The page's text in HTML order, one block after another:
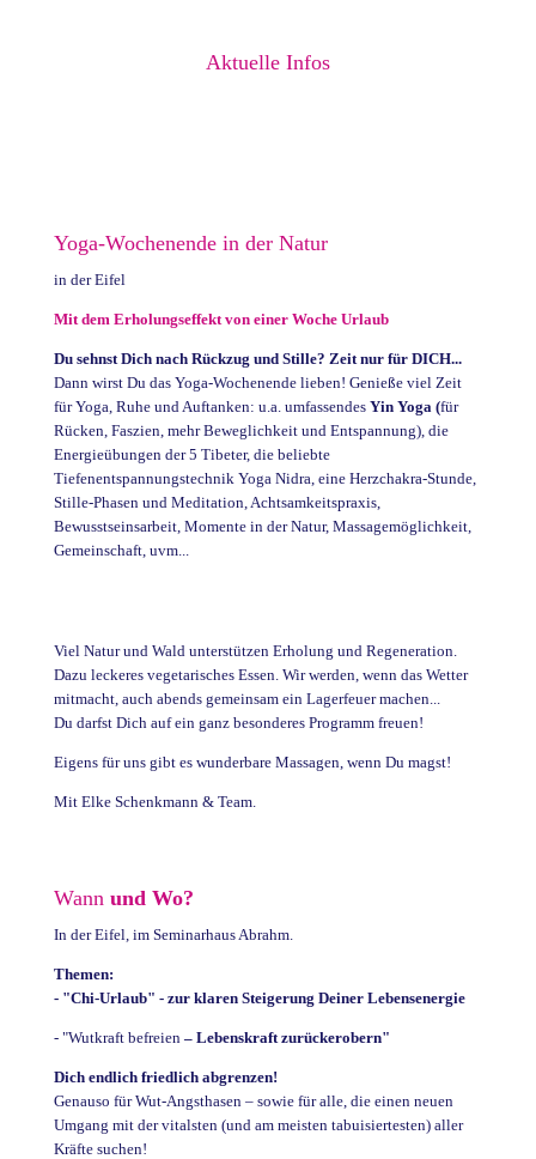
Aktuelle Infos
Yoga-Wochenende in der Natur
in der Eifel
Mit dem Erholungseffekt von einer Woche Urlaub
Du sehnst Dich nach Rückzug und Stille? Zeit nur für DICH...
Dann wirst Du das Yoga-Wochenende lieben! Genieße viel Zeit
für Yoga, Ruhe und Auftanken: u.a. umfassendes Yin Yoga (für
Rücken, Faszien, mehr Beweglichkeit und Entspannung), die
Energieübungen der 5 Tibeter, die beliebte
Tiefenentspannungstechnik Yoga Nidra, eine Herzchakra-Stunde,
Stille-Phasen und Meditation, Achtsamkeitspraxis,
Bewusstseinsarbeit, Momente in der Natur, Massagemöglichkeit,
Gemeinschaft, uvm...
Viel Natur und Wald unterstützen Erholung und Regeneration.
Dazu leckeres vegetarisches Essen. Wir werden, wenn das Wetter
mitmacht, auch abends gemeinsam ein Lagerfeuer machen...
Du darfst Dich auf ein ganz besonderes Programm freuen!
Eigens für uns gibt es wunderbare Massagen, wenn Du magst!
Mit Elke Schenkmann & Team.
Wannund Wo?
In der Eifel, im Seminarhaus Abrahm.
Themen:
- "Chi-Urlaub" - zur klaren Steigerung Deiner Lebensenergie
- "Wutkraft befreien – Lebenskraft zurückerobern"
Dich endlich friedlich abgrenzen!
Genauso für Wut-Angsthasen – sowie für alle, die einen neuen
Umgang mit der vitalsten (und am meisten tabuisiertesten) aller
Kräfte suchen!